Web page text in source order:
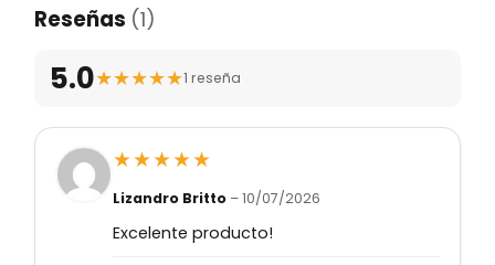
Reseñas (1)
5.0★★★★★1 reseña
★★★★★
Lizandro Britto –10/07/2026
Excelente producto!